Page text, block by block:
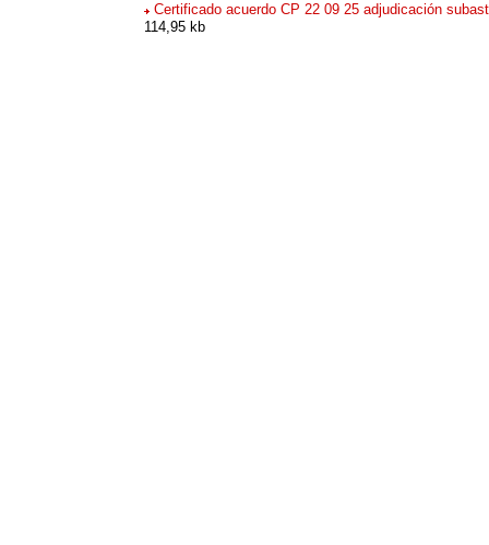
Certificado acuerdo CP 22 09 25 adjudicación
114,95 kb